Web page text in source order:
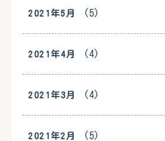
2021年5月 (5)
2021年4月 (4)
2021年3月 (4)
2021年2月 (5)